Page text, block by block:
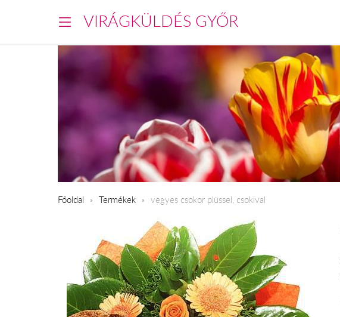
VIRÁGKÜLDÉS GYŐR
Főoldal Termékek vegyes csokor plüssel, csokival